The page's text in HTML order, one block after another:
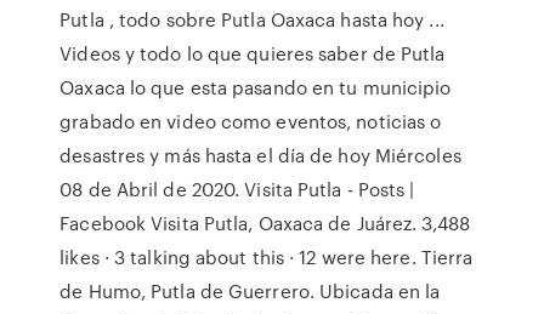
Putla , todo sobre Putla Oaxaca hasta hoy ...
Videos y todo lo que quieres saber de Putla
Oaxaca lo que esta pasando en tu municipio
grabado en video como eventos, noticias o
desastres y más hasta el día de hoy Miércoles
08 de Abril de 2020. Visita Putla - Posts |
Facebook Visita Putla, Oaxaca de Juárez. 3,488
likes · 3 talking about this · 12 were here. Tierra
de Humo, Putla de Guerrero. Ubicada en la